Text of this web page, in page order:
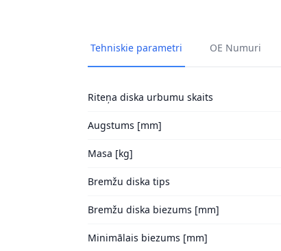
Tehniskie parametri OE Numuri
Riteņa diska urbumu skaits
Augstums [mm]
Masa [kg]
Bremžu diska tips
Bremžu diska biezums [mm]
Minimālais biezums [mm]